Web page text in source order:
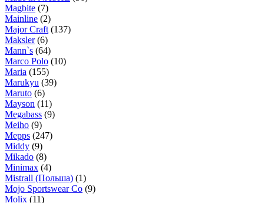
Magbite (7)
Mainline (2)
Major Craft (137)
Maksler(6)
Mann`s (64)
Marco Polo (10)
Maria (155)
Marukyu (39)
Maruto (6)
Mayson (11)
Megabass (9)
Meiho (9)
Mepps (247)
Middy (9)
Mikado (8)
Minimax (4)
Mistrall (Польша) (1)
Mojo Sportswear Co (9)
Molix (11)